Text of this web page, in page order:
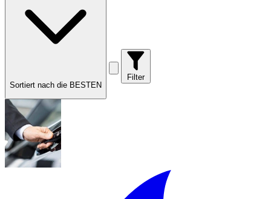
Sortiert nach die BESTEN
Filter